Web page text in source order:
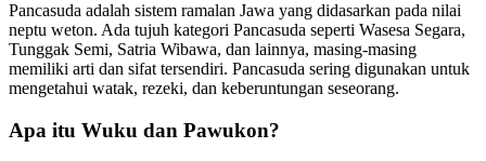
Pancasuda adalah sistem ramalan Jawa yang didasarkan pada nilai
neptu weton. Ada tujuh kategori Pancasuda seperti Wasesa Segara,
Tunggak Semi, Satria Wibawa, dan lainnya, masing-masing
memiliki arti dan sifat tersendiri. Pancasuda sering digunakan untuk
mengetahui watak, rezeki, dan keberuntungan seseorang.
Apa itu Wuku dan Pawukon?